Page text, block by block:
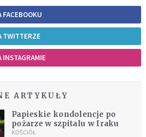
FACEBOOKU
TWITTERZE
INSTAGRAMIE
ARTYKUŁY
Papieskie kondolencje po
pożarze w szpitalu w Iraku
KOŚCIÓŁ